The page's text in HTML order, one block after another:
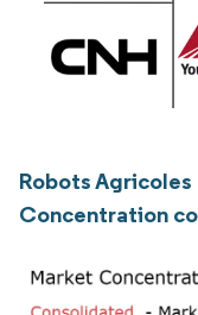
Robots
Concentration